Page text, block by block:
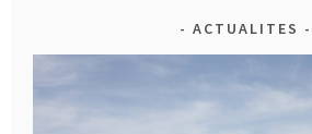
ACTUALITES